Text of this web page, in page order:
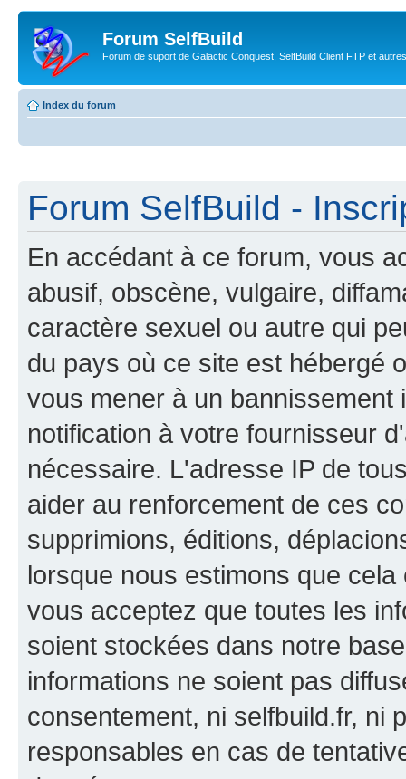
Forum SelfBuild
Forum de suport de Galactic Conquest, SelfBuild Client FTP et
Index du forum
Forum SelfBuild -
En accédant à ce forum, vous
abusif, obscène, vulgaire,
caractère sexuel ou autre qui
du pays où ce site est hébergé
vous mener à un
notification à votre fournisseur
nécessaire. L'adresse IP de
aider au renforcement de ces
supprimions, éditions,
lorsque nous estimons que
vous acceptez que toutes les
soient stockées dans notre
informations ne soient pas
consentement, ni selfbuild.fr, ni
responsables en cas de